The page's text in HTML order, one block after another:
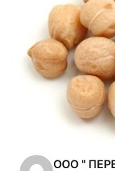
ООО "